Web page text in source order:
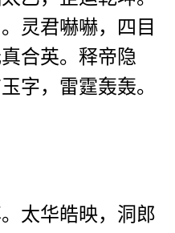
灵君嚇嚇，四目
合英。释帝隐
字，雷霆轰轰。
太华皓映，洞郎